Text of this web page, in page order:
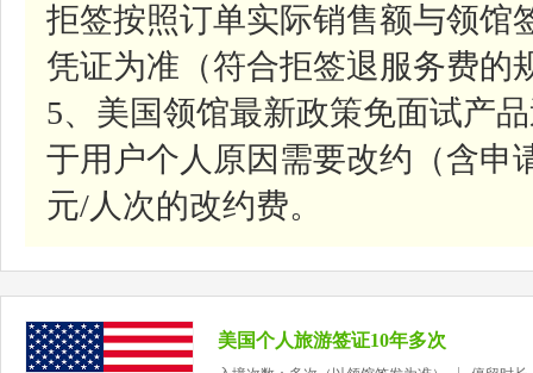
拒签按照订单实际销售额与领馆
凭证为准（符合拒签退服务费的
5、美国领馆最新政策免面试产
于用户个人原因需要改约（含申
元/人次的改约费。
美国个人旅游签证10年多次